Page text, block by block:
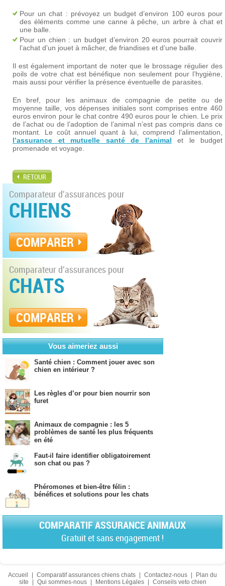
Pour un chat : prévoyez un budget d’environ 100 euros pour
des éléments comme une canne à pêche, un arbre à chat et
une balle.
Pour un chien : un budget d’environ 20 euros pourrait couvrir
l’achat d’un jouet à mâcher, de friandises et d’une balle.
Il est également important de noter que le brossage régulier des
poils de votre chat est bénéfique non seulement pour l’hygiène,
mais aussi pour vérifier la présence éventuelle de parasites.
En bref, pour les animaux de compagnie de petite ou de
moyenne taille, vos dépenses initiales sont comprises entre 460
euros environ pour le chat contre 490 euros pour le chien. Le prix
de l’achat ou de l’adoption de l’animal n’est pas compris dans ce
montant. Le coût annuel quant à lui, comprend l’alimentation,
l’assurance et mutuelle santé de l’animal et le budget
promenade et voyage.
RETOUR
Comparateur d'assurances pour
CHIENS
COMPARER
Comparateur d'assurances pour
CHATS
COMPARER
Vous aimeriez aussi
Santé chien : Comment jouer avec son
chien en intérieur ?
Les règles d’or pour bien nourrir son
furet
Animaux de compagnie : les 5
problèmes de santé les plus fréquents
en été
Faut-il faire identifier obligatoirement
son chat ou pas ?
Phéromones et bien-être félin :
bénéfices et solutions pour les chats
COMPARATIF ASSURANCE ANIMAUX
Gratuit et sans engagement !
Accueil Comparatif assurances chiens chats Contactez-nous
Plan du
site
Qui sommes-nous Mentions Légales Conseils veto chien